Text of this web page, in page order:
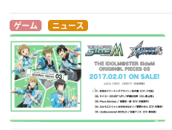
ゲーム ニュース